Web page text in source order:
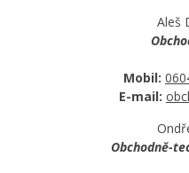
Aleš
Mobil:
E-mail:
Obchodně-